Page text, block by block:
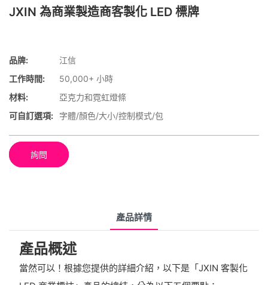
JXIN 為商業製造商客製化 LED 標牌
品牌:
江信
工作時間:
50,000+ 小時
材料:
亞克力和霓虹燈條
可自訂選項:
字體/顏色/大小/控制模式/包
詢問
產品詳情
產品概述
當然可以！根據您提供的詳細介紹，以下是「JXIN 客製化